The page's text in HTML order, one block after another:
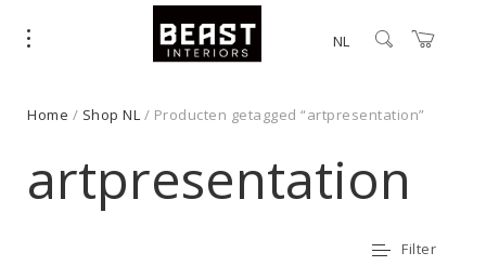
NL
Home / Shop NL / Producten getagged “artpresentation”
artpresentation
Filter